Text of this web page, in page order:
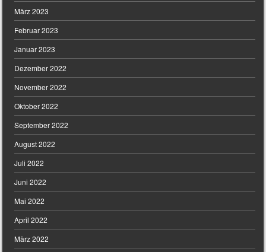
März 2023
Februar 2023
Januar 2023
Dezember 2022
November 2022
Oktober 2022
September 2022
August 2022
Juli 2022
Juni 2022
Mai 2022
April 2022
März 2022